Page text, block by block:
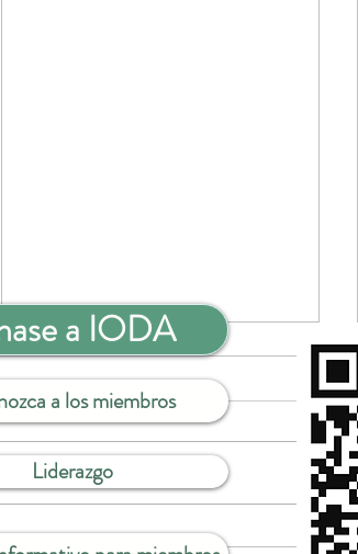
Vea ahora: «Diversidad en las
a IODA
a los miembros
Liderazgo